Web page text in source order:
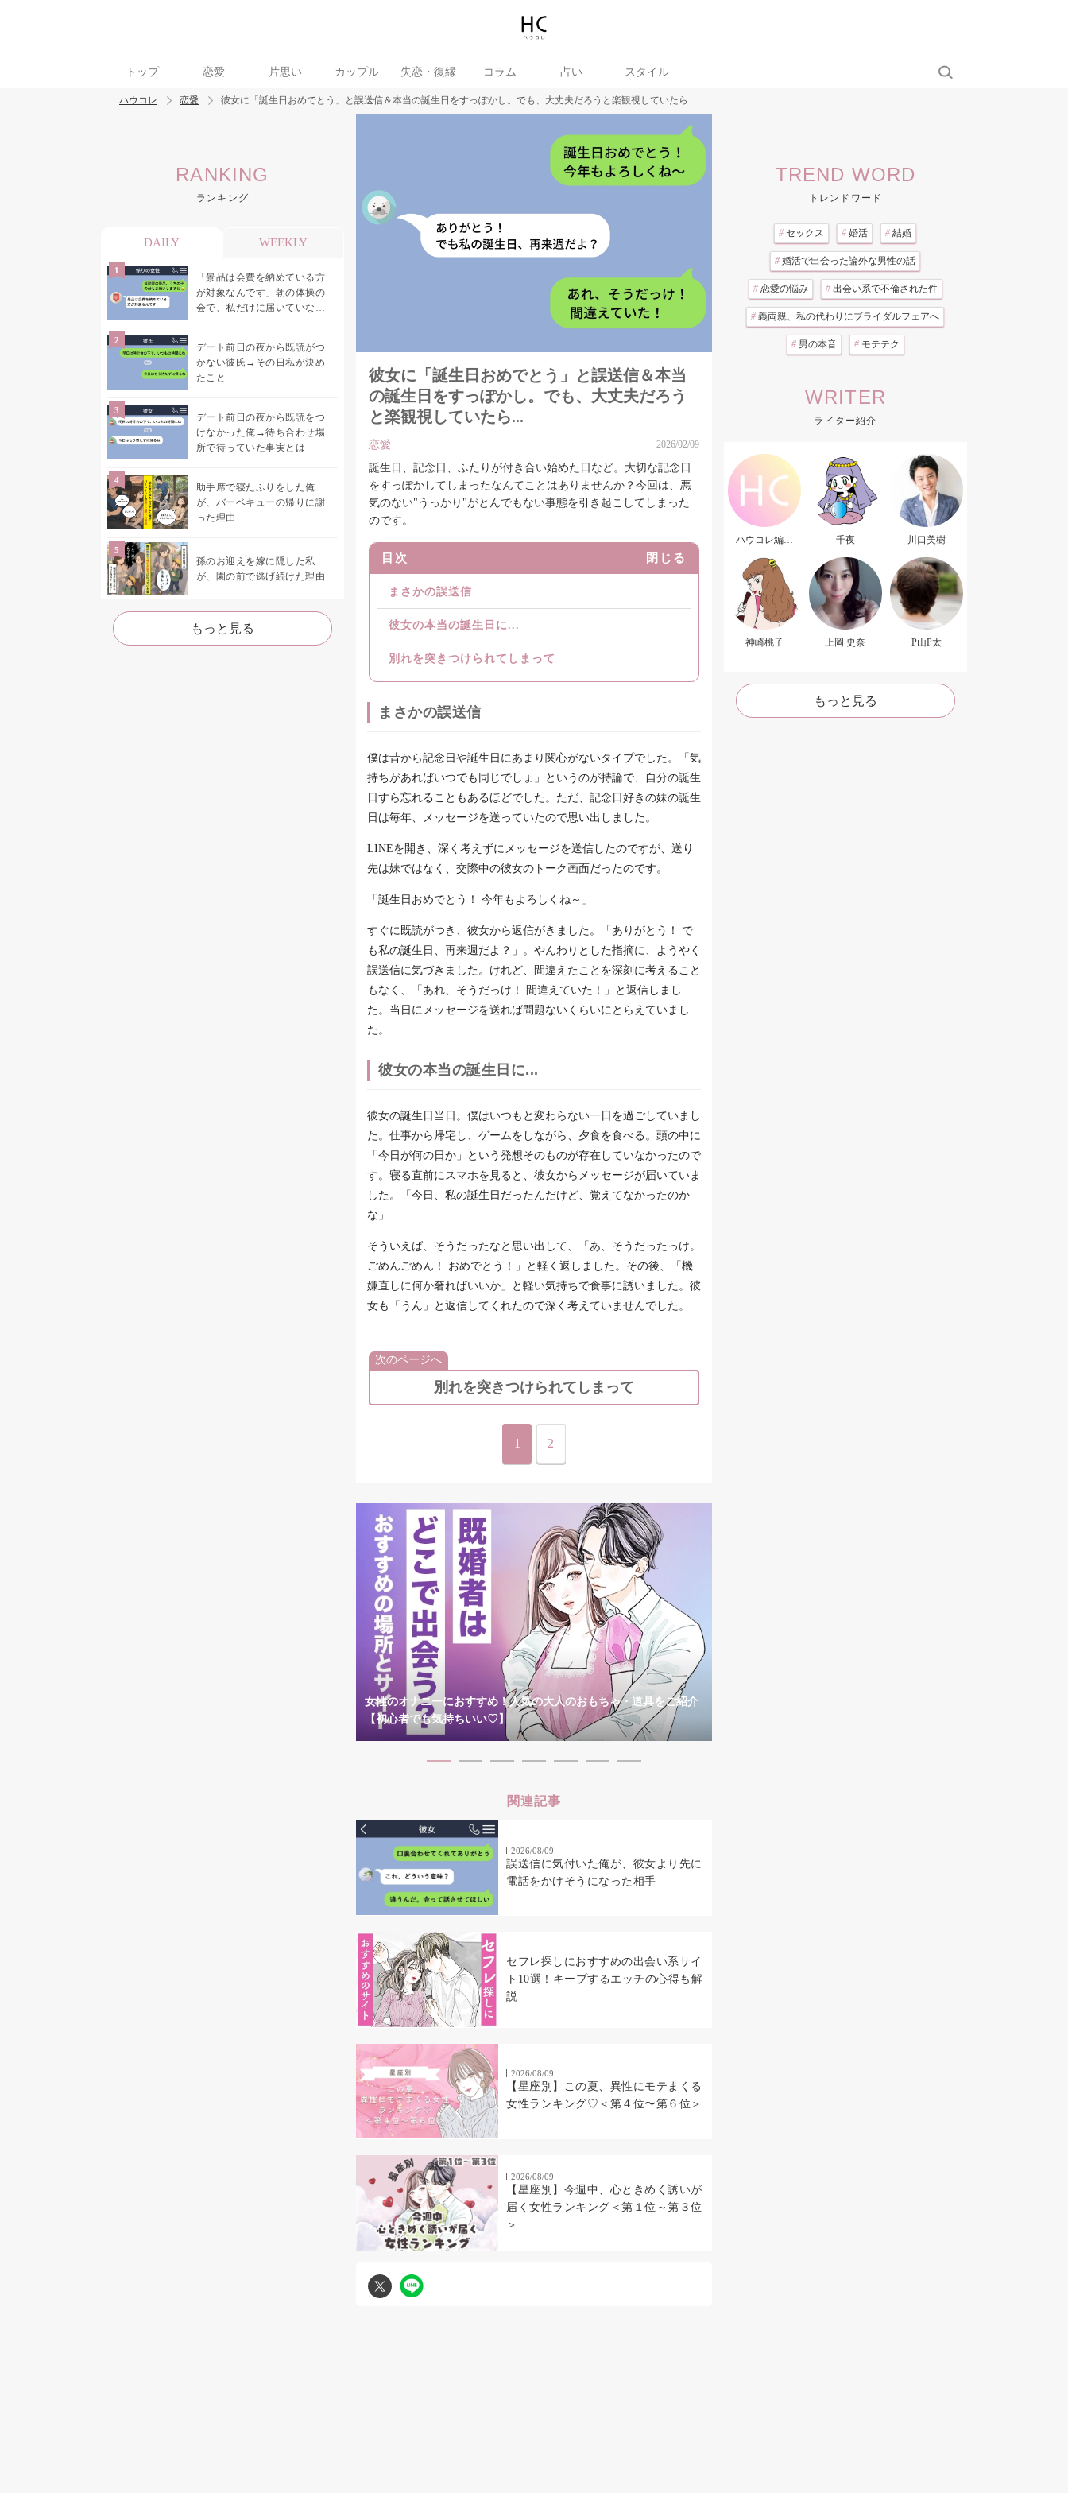
トップ 恋愛 片思い カップル 失恋・復縁 コラム 占い スタイル
トレンド ワード
ハウコレ 恋愛 彼女に「誕生日おめでとう」と誤送信＆本当の誕生日をすっぽかし。でも、大丈夫だろうと楽観視していたら...
RANKING
ランキング
DAILY WEEKLY
「景品は会費を納めている方
が対象なんです」朝の体操の
会で、私だけに届いていなか
デート前日の夜から既読がつ
かない彼氏→その日私が決め
たこと
デート前日の夜から既読をつ
けなかった俺→待ち合わせ場
所で待っていた事実とは
助手席で寝たふりをした俺
が、バーベキューの帰りに謝
った理由
孫のお迎えを嫁に隠した私
が、園の前で逃げ続けた理由
もっと見る
彼女に「誕生日おめでとう」と誤送信＆本当
の誕生日をすっぽかし。でも、大丈夫だろう
と楽観視していたら...
恋愛 2026/02/09
誕生日、記念日、ふたりが付き合い始めた日など。大切な記念日
をすっぽかしてしまったなんてことはありませんか？今回は、悪
気のない"うっかり"がとんでもない事態を引き起こしてしまった
のです。
目次 閉じる
まさかの誤送信
彼女の本当の誕生日に...
別れを突きつけられてしまって
まさかの誤送信
僕は昔から記念日や誕生日にあまり関心がないタイプでした。「気
持ちがあればいつでも同じでしょ」というのが持論で、自分の誕生
日すら忘れることもあるほどでした。ただ、記念日好きの妹の誕生
日は毎年、メッセージを送っていたので思い出しました。
LINEを開き、深く考えずにメッセージを送信したのですが、送り
先は妹ではなく、交際中の彼女のトーク画面だったのです。
「誕生日おめでとう！ 今年もよろしくね～」
すぐに既読がつき、彼女から返信がきました。「ありがとう！ で
も私の誕生日、再来週だよ？」。やんわりとした指摘に、ようやく
誤送信に気づきました。けれど、間違えたことを深刻に考えること
もなく、「あれ、そうだっけ！ 間違えていた！」と返信しまし
た。当日にメッセージを送れば問題ないくらいにとらえていまし
た。
彼女の本当の誕生日に...
彼女の誕生日当日。僕はいつもと変わらない一日を過ごしていまし
た。仕事から帰宅し、ゲームをしながら、夕食を食べる。頭の中に
「今日が何の日か」という発想そのものが存在していなかったので
す。寝る直前にスマホを見ると、彼女からメッセージが届いていま
した。「今日、私の誕生日だったんだけど、覚えてなかったのか
な」
そういえば、そうだったなと思い出して、「あ、そうだったっけ。
ごめんごめん！ おめでとう！」と軽く返しました。その後、「機
嫌直しに何か奢ればいいか」と軽い気持ちで食事に誘いました。彼
女も「うん」と返信してくれたので深く考えていませんでした。
次のページへ
別れを突きつけられてしまって
1 2
女性のオナニーにおすすめ！人気の大人のおもちゃ・道具をご紹介
【初心者でも気持ちいい♡】
関連記事
2026/08/09
誤送信に気付いた俺が、彼女より先に
電話をかけそうになった相手
セフレ探しにおすすめの出会い系サイ
ト10選！キープするエッチの心得も解
説
2026/08/09
【星座別】この夏、異性にモテまくる
女性ランキング♡＜第４位〜第６位＞
2026/08/09
【星座別】今週中、心ときめく誘いが
届く女性ランキング＜第１位～第３位
＞
TREND WORD
トレンドワード
# セックス # 婚活 # 結婚
# 婚活で出会った論外な男性の話
# 恋愛の悩み # 出会い系で不倫された件
# 義両親、私の代わりにブライダルフェアへ
# 男の本音 # モテテク
WRITER
ライター紹介
ハウコレ編集
千夜 川口美樹
神崎桃子 上岡 史奈 P山P太
もっと見る